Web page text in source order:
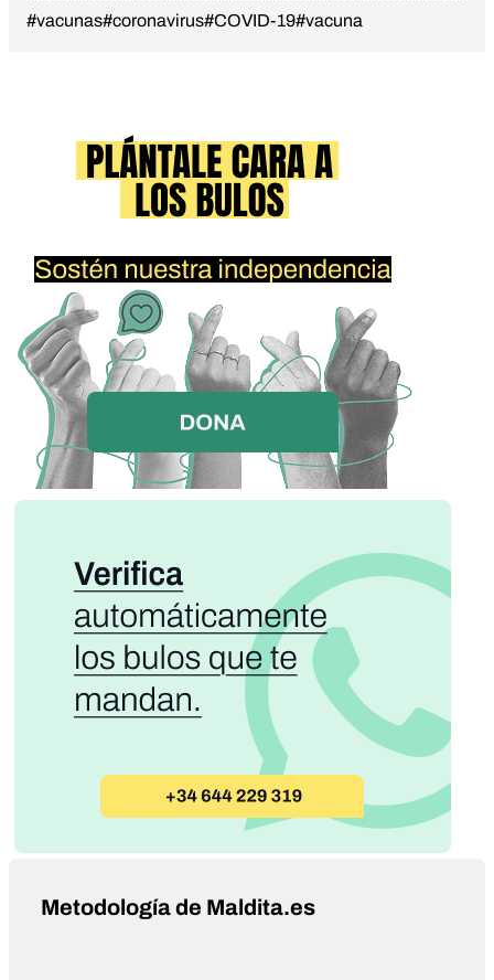
#vacunas#coronavirus#COVID-19#vacuna
Metodología de Maldita.es